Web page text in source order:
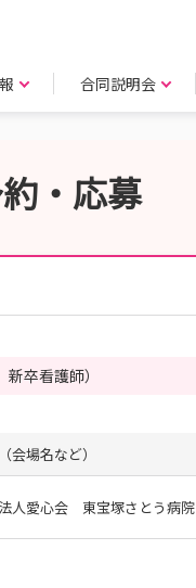
合同説明会
・応募
卒看護師）
会場名など）
人愛心会 東宝塚さとう病院